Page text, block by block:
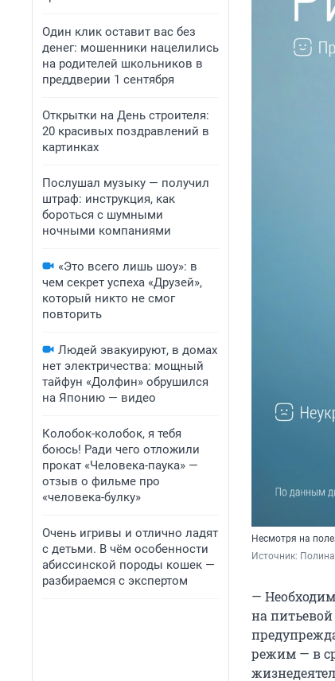
Один клик оставит вас без
денег: мошенники нацелились
на родителей школьников в
преддверии 1 сентября
Открытки на День строителя:
20 красивых поздравлений в
картинках
Послушал музыку — получил
штраф: инструкция, как
бороться с шумными
ночными компаниями
«Это всего лишь шоу»: в
чем секрет успеха «Друзей»,
который никто не смог
повторить
Людей эвакуируют, в домах
нет электричества: мощный
тайфун «Долфин» обрушился
на Японию — видео
Колобок-колобок, я тебя
боюсь! Ради чего отложили
прокат «Человека-паука» —
отзыв о фильме про
«человека-булку»
Очень игривы и отлично ладят
с детьми. В чём особенности
абиссинской породы кошек —
разбираемся с экспертом
Несмотря на
Источник:
—
на
режим — в